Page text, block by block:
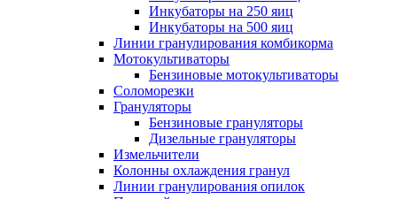
Инкубаторы на 250 яиц
Инкубаторы на 500 яиц
Линии гранулирования комбикорма
Мотокультиваторы
Бензиновые мотокультиваторы
Соломорезки
Грануляторы
Бензиновые грануляторы
Дизельные грануляторы
Измельчители
Колонны охлаждения гранул
Линии гранулирования опилок